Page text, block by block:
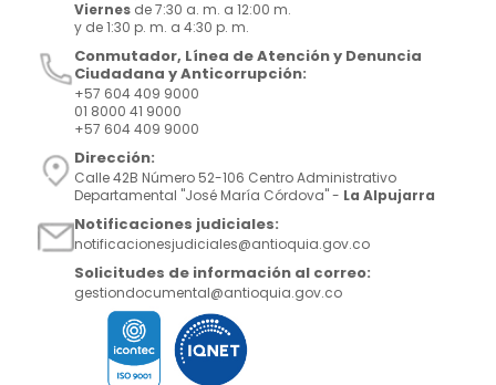
Viernes de 7:30 a. m. a 12:00 m.
y de 1:30 p. m. a 4:30 p. m.
Conmutador, Línea de Atención y Denuncia
Ciudadana y Anticorrupción:
+57 604 409 9000
01 8000 41 9000
+57 604 409 9000
Dirección:
Calle 42B Número 52-106 Centro Administrativo
Departamental "José María Córdova" - La Alpujarra
Notificaciones judiciales:
notificacionesjudiciales@antioquia.gov.co
Solicitudes de información al correo:
gestiondocumental@antioquia.gov.co